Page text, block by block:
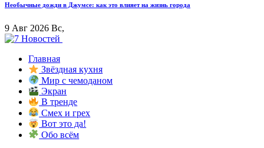
Необычные дожди в Джумсе: как это влияет на жизнь города
9 Авг 2026 Вс,
Главная
Звёздная кухня
Мир с чемоданом
Экран
В тренде
Смех и грех
Вот это да!
Обо всём